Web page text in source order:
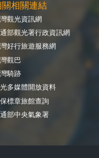
關相關連結
觀光資訊網
部觀光署行政資訊網
好行旅遊服務網
觀巴
騎跡
多媒體開放資料
標章旅館查詢
部中央氣象署